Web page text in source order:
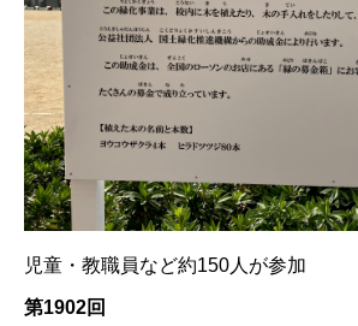
児童・教職員など約150人が参加
第1902回